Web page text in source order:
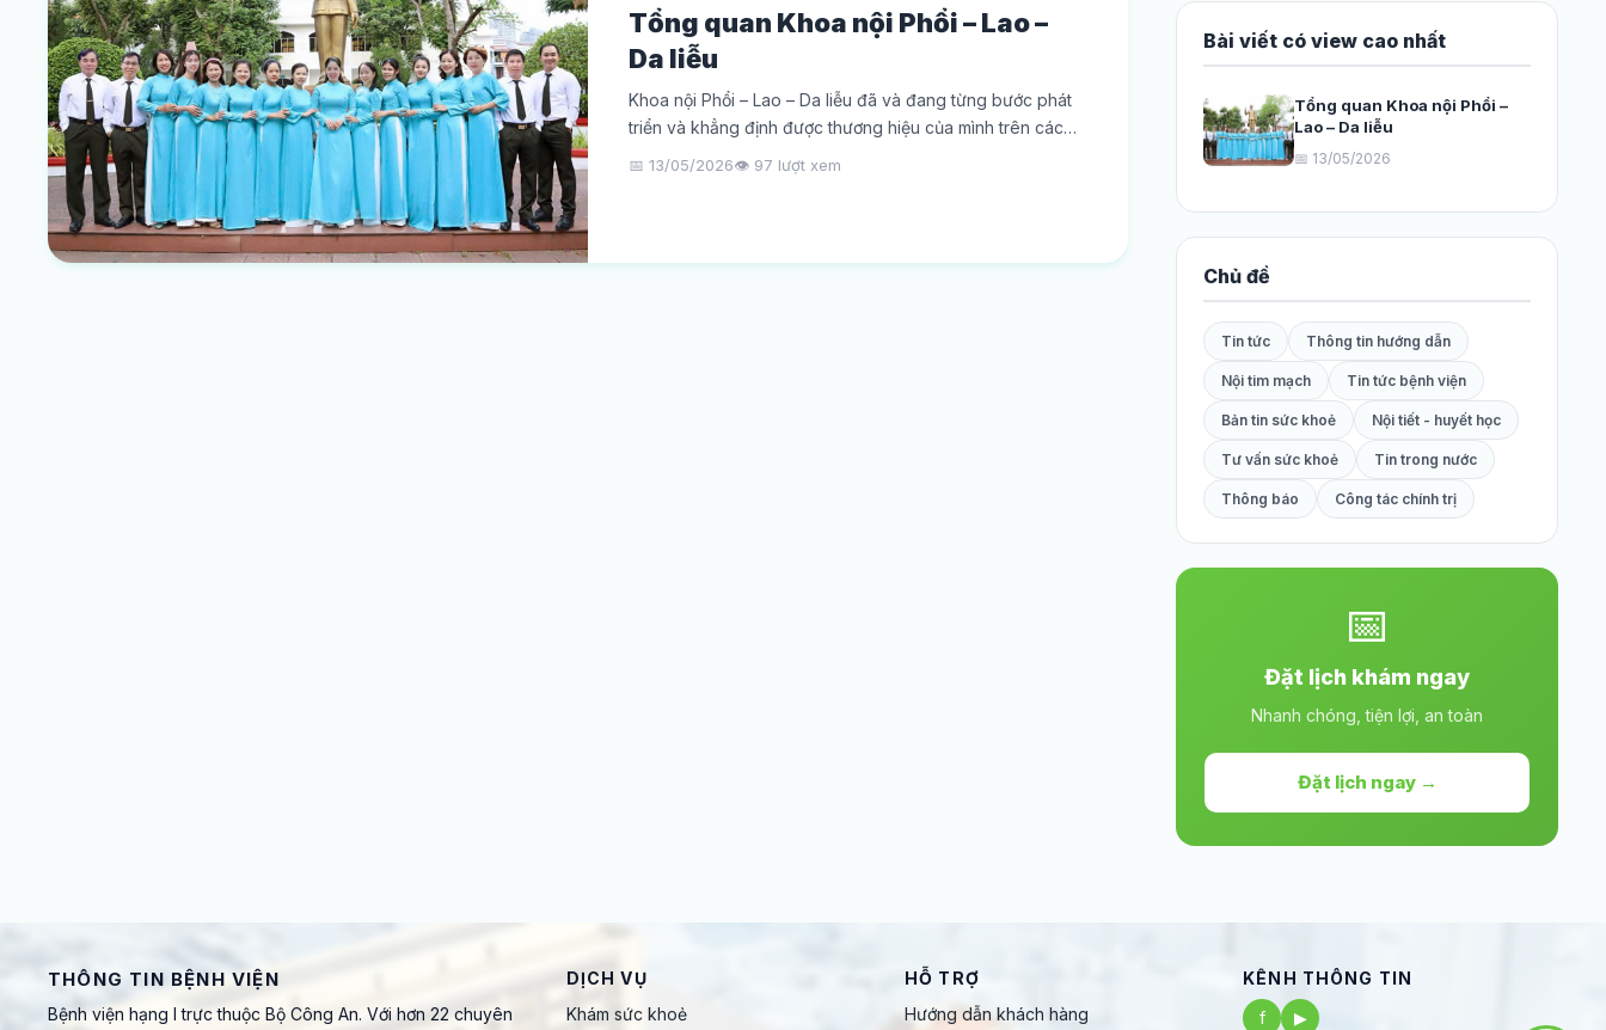
Tổng quan Khoa nội Phổi – Lao –
Da liễu
Khoa nội Phổi – Lao – Da liễu đã và đang từng bước phát
triển và khẳng định được thương hiệu của mình trên các
mặt công tác, chất lượng khám chữa bệnh ngày càng
📅 13/05/2026👁️ 97 lượt xem
Bài viết có view cao nhất
Tổng quan Khoa nội Phổi –
Lao – Da liễu
📅 13/05/2026
Chủ đề
Tin tức Thông tin hướng dẫn
Nội tim mạch Tin tức bệnh viện
Bản tin sức khoẻ Nội tiết - huyết học
Tư vấn sức khoẻ Tin trong nước
Thông báo Công tác chính trị
📅
Đặt lịch khám ngay
Nhanh chóng, tiện lợi, an toàn
Đặt lịch ngay →
THÔNG TIN BỆNH VIỆN
Bệnh viện hạng I trực thuộc Bộ Công An. Với hơn 22 chuyên
DỊCH VỤ
Khám sức khoẻ
HỖ TRỢ
Hướng dẫn khách hàng
KÊNH THÔNG TIN
f
▶